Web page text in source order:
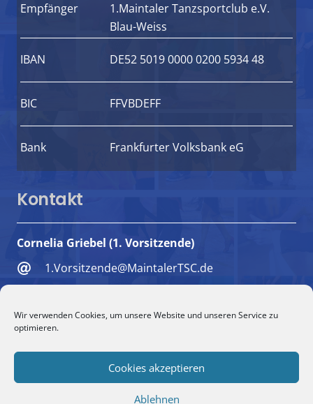
Wir verwenden Cookies, um unsere Website und unseren Service zu
optimieren.
Cookies akzeptieren
Ablehnen
Empfänger
1.Maintaler Tanzsportclub e.V.
Blau-Weiss
IBAN DE52 5019 0000 0200 5934 48
BIC FFVBDEFF
Bank Frankfurter Volksbank eG
Kontakt
Cornelia Griebel (1. Vorsitzende)
1.Vorsitzende@MaintalerTSC.de
+49 151 5732 1579